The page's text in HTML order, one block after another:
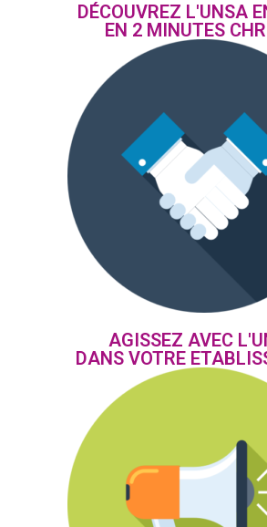
DÉCOUVREZ L'UNSA
EN 2 MINUTES
AGISSEZ AVEC
DANS VOTRE